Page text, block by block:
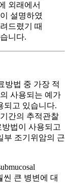
외래에서
설명하였
드렸기 때
니다.
방법 중 가장 적
사용되는 예가
되고 있습니다.
간의 추적관찰
법이 사용되고
부 조기위암의 근
씬 큰 병변에 대